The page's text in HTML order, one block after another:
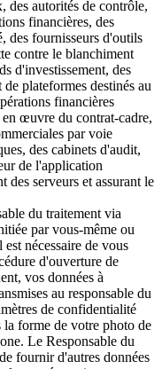
des autorités de contrôle,
financières, des
des fournisseurs d'outils
contre le blanchiment
d'investissement, des
plateformes destinés au
financières
en œuvre du contrat-cadre,
par voie
des cabinets d'audit,
de l'application
des serveurs et assurant le
du traitement via
par vous-même ou
nécessaire de vous
d'ouverture de
vos données à
au responsable du
de confidentialité
forme de votre photo de
Le Responsable du
fournir d'autres données